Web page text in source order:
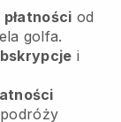
od
golfa.
i